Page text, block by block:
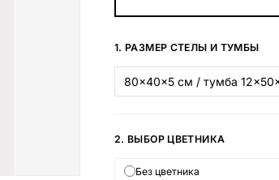
1. РАЗМЕР СТЕЛЫ И ТУМБЫ
2. ВЫБОР ЦВЕТНИКА
Без цветника